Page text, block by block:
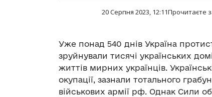
20 Серпня 2023, 12:11Прочитаєте
Уже понад 540 днів Україна
зруйнували тисячі українських
життів мирних українців.
окупації, зазнали тотального
військових армії рф. Однак Сили